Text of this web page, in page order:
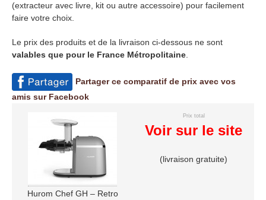
(extracteur avec livre, kit ou autre accessoire) pour facilement
faire votre choix.
Le prix des produits et de la livraison ci-dessous ne sont
valables que pour le France Métropolitaine
Partager ce comparatif de prix avec vos
amis sur Facebook
Hurom Chef GH – Retro
Prix total
Voir sur le site
(livraison gratuite)